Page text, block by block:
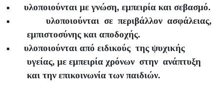
υλοποιούνται με γνώση, εμπειρία και σεβασμό.
υλοποιούνται σε περιβάλλον ασφάλειας,
εμπιστοσύνης και αποδοχής.
υλοποιούνται από ειδικούς της ψυχικής
υγείας, με εμπειρία χρόνων στην ανάπτυξη
και την επικοινωνία των παιδιών.